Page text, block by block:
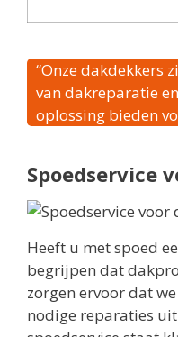
“Onze dakdekkers
van dakreparatie
oplossing bieden
Spoedservice
Heeft u met spoed
begrijpen dat
zorgen ervoor dat
nodige reparaties uit